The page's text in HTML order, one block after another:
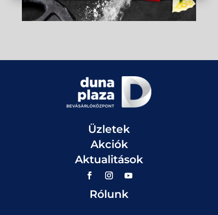
Üzletek
Akciók
Aktualitások
Rólunk